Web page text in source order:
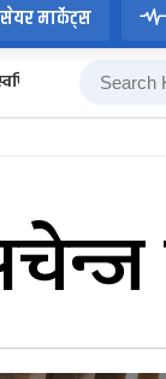
सेयर मार्केट्स
वाग्ले